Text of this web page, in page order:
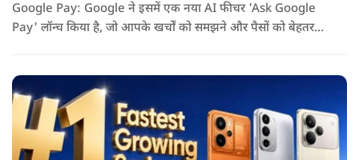
Google Pay: Google ने इसमें एक नया AI फीचर 'Ask Google
Pay' लॉन्च किया है, जो आपके खर्चों को समझने और पैसों को बेहतर